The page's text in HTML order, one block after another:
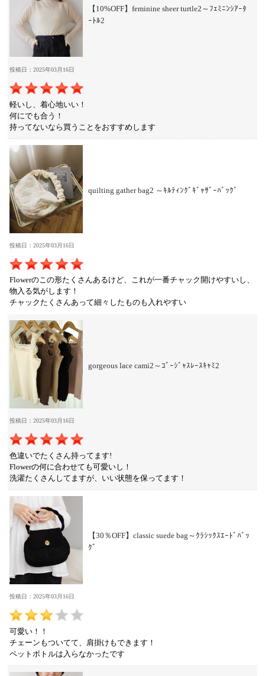
【10%OFF】feminine sheer turtle2～ﾌｪﾐﾆﾝｼｱｰﾀ
ｰﾄﾙ2
投稿日：2025年03月16日
軽いし、着心地いい！
何にでも合う！
持ってないなら買うことをおすすめします
quilting gather bag2 ～ｷﾙﾃｨﾝｸﾞｷﾞｬｻﾞｰﾊﾞｯｸﾞ
投稿日：2025年03月16日
Flowerのこの形たくさんあるけど、これが一番チャック開けやすいし、
物入る気がします！
チャックたくさんあって細々したものも入れやすい
gorgeous lace cami2～ｺﾞｰｼﾞｬｽﾚｰｽｷｬﾐ2
投稿日：2025年03月16日
色違いでたくさん持ってます!
Flowerの何に合わせても可愛いし！
洗濯たくさんしてますが、いい状態を保ってます！
【30％OFF】classic suede bag～ｸﾗｼｯｸｽｴｰﾄﾞﾊﾞｯ
ｸﾞ
投稿日：2025年03月16日
可愛い！！
チェーンもついてて、肩掛けもできます！
ペットボトルは入らなかったです